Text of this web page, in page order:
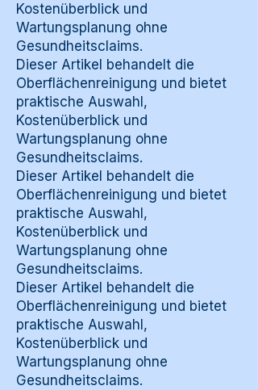
Kostenüberblick und
Wartungsplanung ohne
Gesundheitsclaims.
Dieser Artikel behandelt die
Oberflächenreinigung und bietet
praktische Auswahl,
Kostenüberblick und
Wartungsplanung ohne
Gesundheitsclaims.
Dieser Artikel behandelt die
Oberflächenreinigung und bietet
praktische Auswahl,
Kostenüberblick und
Wartungsplanung ohne
Gesundheitsclaims.
Dieser Artikel behandelt die
Oberflächenreinigung und bietet
praktische Auswahl,
Kostenüberblick und
Wartungsplanung ohne
Gesundheitsclaims.